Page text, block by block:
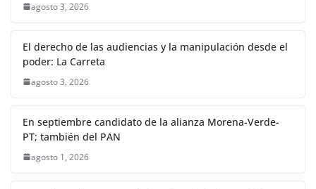
agosto 3, 2026
El derecho de las audiencias y la manipulación desde el
poder: La Carreta
agosto 3, 2026
En septiembre candidato de la alianza Morena-Verde-
PT; también del PAN
agosto 1, 2026